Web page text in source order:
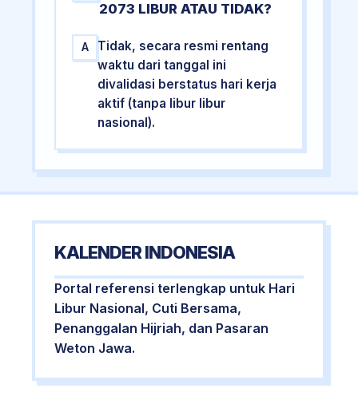
2073 LIBUR ATAU TIDAK?
A
Tidak, secara resmi rentang
waktu dari tanggal ini
divalidasi berstatus hari kerja
aktif (tanpa libur libur
nasional).
KALENDER INDONESIA
Portal referensi terlengkap untuk Hari
Libur Nasional, Cuti Bersama,
Penanggalan Hijriah, dan Pasaran
Weton Jawa.